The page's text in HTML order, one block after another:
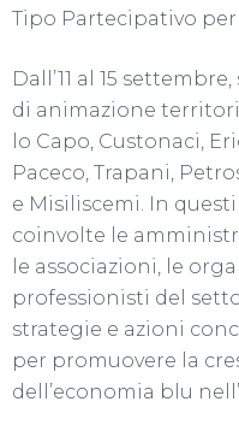
Tipo Partecipativo per
Dall’11 al 15
di animazione
lo Capo, Custonaci,
Paceco, Trapani,
e Misiliscemi. In
coinvolte le
le associazioni, le
professionisti del
strategie e azioni
per promuovere la
dell’economia blu